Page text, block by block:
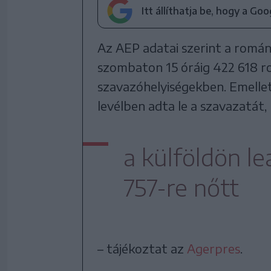
Itt állíthatja be, hogy a
Az AEP adatai szerint a
szombaton 15 óráig 422 618
szavazóhelyiségekben.
levélben adta le a szavazatát,
a külföldön
757-re nőtt
– tájékoztat az Agerpres